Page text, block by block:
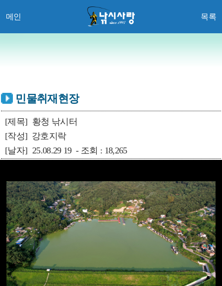
메인 목록
민물취재현장
[제목] 황청 낚시터
[작성] 강호지락
[날자] 25.08.29 19 - 조회 : 18,265